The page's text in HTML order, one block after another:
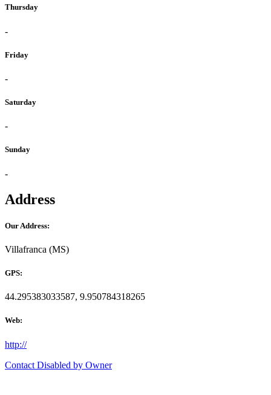
Thursday
-
Friday
-
Saturday
-
Sunday
-
Address
Our Address:
Villafranca (MS)
GPS:
44.295383033587, 9.950784318265
Web:
http://
Contact Disabled by Owner